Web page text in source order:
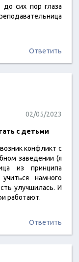
до сих пор глаза
Ответить
02/05/2023
с детьми
конфликт с
заведении (я
из принципа
намного
улучшилась. И
работают.
Ответить